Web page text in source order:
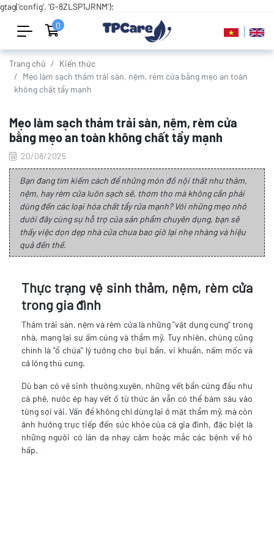
gtag('config', 'G-8ZLSP1JRNM');
0
Trang chủ
Kiến thức
Mẹo làm sạch thảm trải sàn, nệm, rèm cửa bằng mẹo an toàn
không chất tẩy mạnh
Mẹo làm sạch thảm trải sàn, nệm, rèm cửa
bằng mẹo an toàn không chất tẩy mạnh
20/08/2025
Bạn đang tìm kiếm cách để những món đồ nội thất như thảm,
nệm, hay rèm cửa luôn sạch sẽ, thơm tho mà không cần phải
dùng đến các loại hóa chất tẩy rửa mạnh? Với những mẹo nhỏ
dưới đây cùng sự hỗ trợ của sản phẩm chuyên dụng, bạn sẽ
thấy việc dọn dẹp nhà cửa chưa bao giờ lại nhẹ nhàng và hiệu
quả đến thế.
Thực trạng vệ sinh thảm, nệm, rèm cửa
trong gia đình
Thảm trải sàn, nệm và rèm cửa là những "vật dụng cưng" trong
nhà, mang lại sự ấm cúng và thẩm mỹ. Tuy nhiên, chúng cũng
chính là "ổ chứa" lý tưởng cho bụi bẩn, vi khuẩn, nấm mốc và
cả lông thú cưng.
Dù bạn có vệ sinh thường xuyên, những vết bẩn cứng đầu như
cà phê, nước ép hay vết ố từ thức ăn vẫn có thể bám sâu vào
từng sợi vải. Vấn đề không chỉ dừng lại ở mặt thẩm mỹ, mà còn
ảnh hưởng trực tiếp đến sức khỏe của cả gia đình, đặc biệt là
những người có làn da nhạy cảm hoặc mắc các bệnh về hô
hấp.